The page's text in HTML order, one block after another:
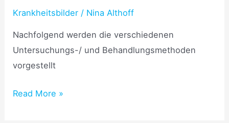
Krankheitsbilder / Nina Althoff
Nachfolgend werden die verschiedenen
Untersuchungs-/ und Behandlungsmethoden
vorgestellt
Read More »